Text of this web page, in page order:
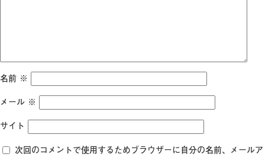
名前 ※
メール ※
サイト
次回のコメントで使用するためブラウザーに自分の名前、メールア